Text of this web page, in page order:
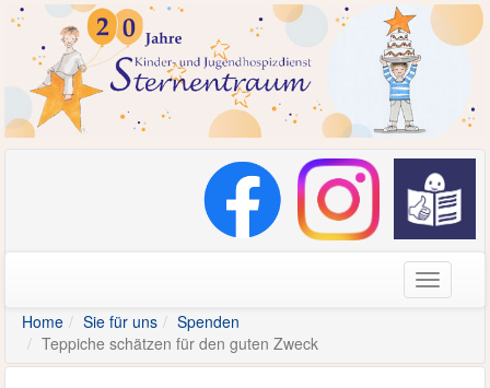
Home
Sie für uns
Spenden
Teppiche schätzen für den guten Zweck